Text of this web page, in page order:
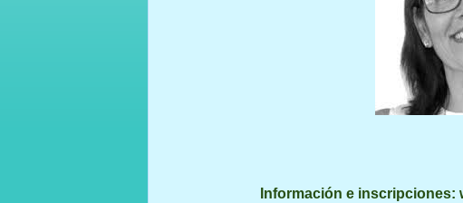
Información e inscripciones: